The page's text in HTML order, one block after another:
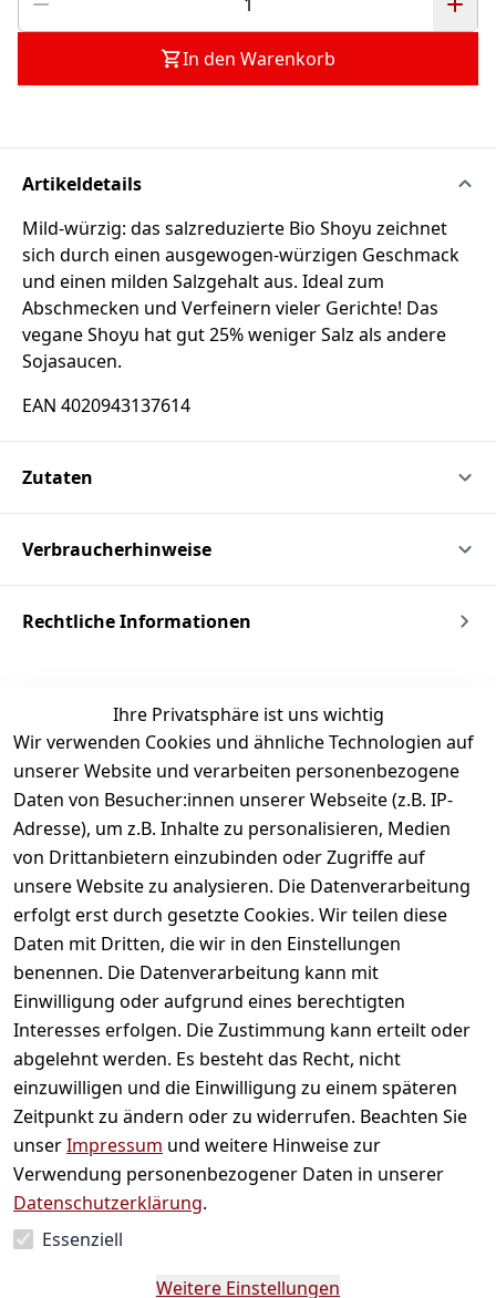
In den Warenkorb
Artikeldetails
Mild-würzig: das salzreduzierte Bio Shoyu zeichnet
sich durch einen ausgewogen-würzigen Geschmack
und einen milden Salzgehalt aus. Ideal zum
Abschmecken und Verfeinern vieler Gerichte! Das
vegane Shoyu hat gut 25% weniger Salz als andere
Sojasaucen.
EAN 4020943137614
Zutaten
Verbraucherhinweise
Rechtliche Informationen
Shoyu - Natürlich
fermentierte Sojasauce
(145 ml)
3,29 €*
Auf Lager
Hinzufügen
Tamari
Natürlich
Sojasauce (145 ml)
Natürlich fermentierte
Sojasauce (145 ml)
3,99 €*
Ihre Privatsphäre ist uns wichtig
Wir verwenden Cookies und ähnliche Technologien auf
unserer Website und verarbeiten personenbezogene
Daten von Besucher:innen unserer Webseite (z.B. IP-
Adresse), um z.B. Inhalte zu personalisieren, Medien
von Drittanbietern einzubinden oder Zugriffe auf
unsere Website zu analysieren. Die Datenverarbeitung
erfolgt erst durch gesetzte Cookies. Wir teilen diese
Daten mit Dritten, die wir in den Einstellungen
benennen. Die Datenverarbeitung kann mit
Einwilligung oder aufgrund eines berechtigten
Interesses erfolgen. Die Zustimmung kann erteilt oder
abgelehnt werden. Es besteht das Recht, nicht
einzuwilligen und die Einwilligung zu einem späteren
Zeitpunkt zu ändern oder zu widerrufen. Beachten Sie
unserImpressum und weitere Hinweise zur
Verwendung personenbezogener Daten in unserer
Datenschutzerklärung.
Essenziell
Weitere Einstellungen